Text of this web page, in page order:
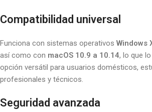
Compatibilidad universal
Funciona con sistemas operativos Windows
así como con macOS 10.9 a 10.14, lo que
opción versátil para usuarios domésticos,
profesionales y técnicos.
Seguridad avanzada